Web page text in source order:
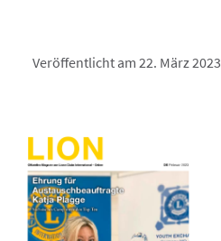
Veröffentlicht am 22. März 2023